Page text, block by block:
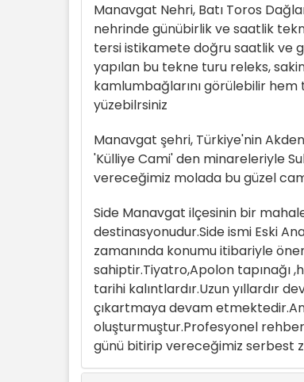
Manavgat Nehri, Batı Toros
nehrinde günübirlik ve saatlik
tersi istikamete doğru saatlik ve
yapılan bu tekne turu releks,
kamlumbağlarını görülebilir hem
yüzebilrsiniz
Manavgat şehri, Türkiye'nin
'Külliye Cami' den minareleriyle
vereceğimiz molada bu güzel
Side Manavgat ilçesinin bir
destinasyonudur.Side ismi Eski
zamanında konumu itibariyle
sahiptir.Tiyatro,Apolon tapınağı
tarihi kalıntlardır.Uzun yıllardır
çıkartmaya devam
oluşturmuştur.Profesyonel
günü bitirip vereceğimiz serbest